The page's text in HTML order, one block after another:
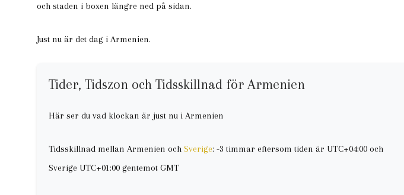
och staden i boxen längre ned på sidan.
Just nu är det dag i Armenien.
Tider, Tidszon och Tidsskillnad för Armenien
Här ser du vad klockan är just nu i Armenien
Tidsskillnad mellan Armenien och Sverige: -3 timmar eftersom tiden är UTC+04:00 och
Sverige UTC+01:00 gentemot GMT